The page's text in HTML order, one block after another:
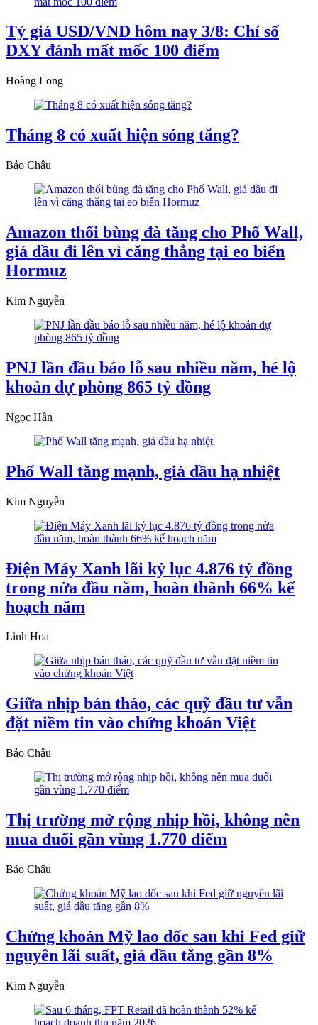
Tỷ giá USD/VND hôm nay 3/8: Chỉ số
DXY đánh mất mốc 100 điểm
Hoàng Long
Tháng 8 có xuất hiện sóng tăng?
Bảo Châu
Amazon thổi bùng đà tăng cho Phố Wall,
giá dầu đi lên vì căng thẳng tại eo biển
Hormuz
Kim Nguyễn
PNJ lần đầu báo lỗ sau nhiều năm, hé lộ
khoản dự phòng 865 tỷ đồng
Ngọc Hân
Phố Wall tăng mạnh, giá dầu hạ nhiệt
Kim Nguyễn
Điện Máy Xanh lãi kỷ lục 4.876 tỷ đồng
trong nửa đầu năm, hoàn thành 66% kế
hoạch năm
Linh Hoa
Giữa nhịp bán tháo, các quỹ đầu tư vẫn
đặt niềm tin vào chứng khoán Việt
Bảo Châu
Thị trường mở rộng nhịp hồi, không nên
mua đuổi gần vùng 1.770 điểm
Bảo Châu
Chứng khoán Mỹ lao dốc sau khi Fed giữ
nguyên lãi suất, giá dầu tăng gần 8%
Kim Nguyễn